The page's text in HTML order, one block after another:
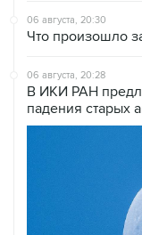
06 августа, 20:30
Что произошло
06 августа, 20:28
В ИКИ РАН
падения старых